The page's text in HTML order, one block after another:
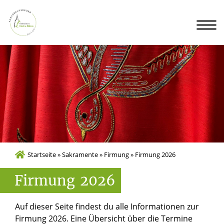
Startseite»Sakramente» Firmung» Firmung 2026
Firmung 2026
Auf dieser Seite findest du alle Informationen zur
Firmung 2026. Eine Übersicht über die Termine